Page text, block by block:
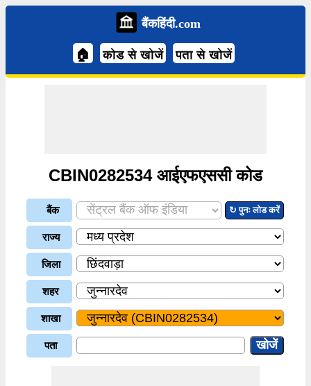
बैंकहिंदी.com
🏠 कोड से खोजें पता से खोजें
CBIN0282534 आईएफएससी कोड
बैंक ↻ पुनः लोड करें
राज्य
जिला
शहर
शाखा
पता